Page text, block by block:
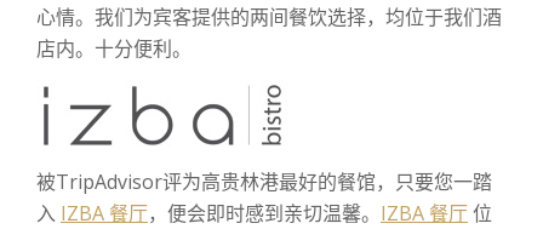
高级客房
高级厨房客房
标准双床客房
单卧套房
重温50年代
罗密欧与朱丽叶
招待套房
健美中心
购物
会议与宴会
优惠精选
心情。我们为宾客提供的两间餐饮选择，均位于我们酒
店内。十分便利。
被TripAdvisor评为高贵林港最好的餐馆，只要您一踏
入 IZBA 餐厅，便会即时感到亲切温馨。 IZBA 餐厅位